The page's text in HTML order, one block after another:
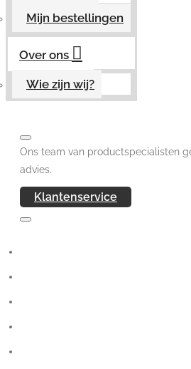
Mijn bestellingen
Over ons
Wie zijn wij?
Ons team van productspecialisten
advies.
Klantenservice